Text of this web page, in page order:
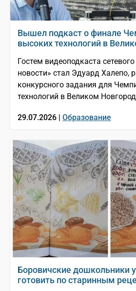
Вышел подкаст о финале
высоких технологий в
Гостем видеоподкаста
новости» стал Эдуард Халепо,
конкурсного задания для
технологий в Великом
29.07.2026 | Образование
Боровичские дошкольники
готовить по старинным